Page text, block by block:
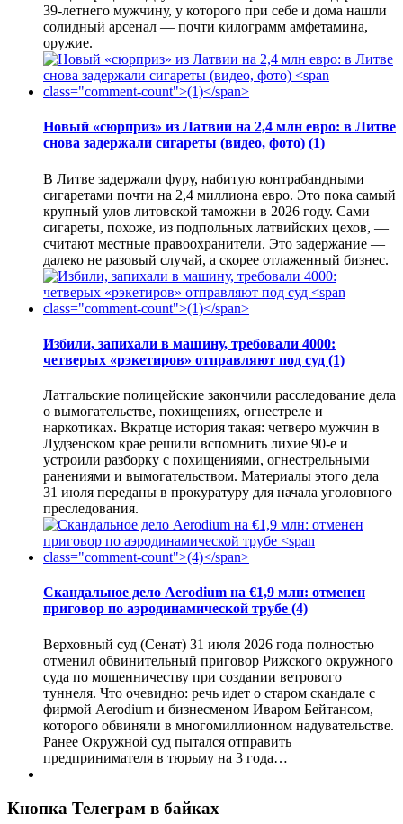
39-летнего мужчину, у которого при себе и дома нашли
солидный арсенал — почти килограмм амфетамина,
оружие.
Новый «сюрприз» из Латвии на 2,4 млн евро: в Литве
снова задержали сигареты (видео, фото) (1)
В Литве задержали фуру, набитую контрабандными
сигаретами почти на 2,4 миллиона евро. Это пока самый
крупный улов литовской таможни в 2026 году. Сами
сигареты, похоже, из подпольных латвийских цехов, —
считают местные правоохранители. Это задержание —
далеко не разовый случай, а скорее отлаженный бизнес.
Избили, запихали в машину, требовали 4000:
четверых «рэкетиров» отправляют под суд (1)
Латгальские полицейские закончили расследование дела
о вымогательстве, похищениях, огнестреле и
наркотиках. Вкратце история такая: четверо мужчин в
Лудзенском крае решили вспомнить лихие 90-е и
устроили разборку с похищениями, огнестрельными
ранениями и вымогательством. Материалы этого дела
31 июля переданы в прокуратуру для начала уголовного
преследования.
Скандальное дело Aerodium на €1,9 млн: отменен
приговор по аэродинамической трубе (4)
Верховный суд (Сенат) 31 июля 2026 года полностью
отменил обвинительный приговор Рижского окружного
суда по мошенничеству при создании ветрового
туннеля. Что очевидно: речь идет о старом скандале с
фирмой Aerodium и бизнесменом Иваром Бейтансом,
которого обвиняли в многомиллионном надувательстве.
Ранее Окружной суд пытался отправить
предпринимателя в тюрьму на 3 года…
Кнопка Телеграм в байках